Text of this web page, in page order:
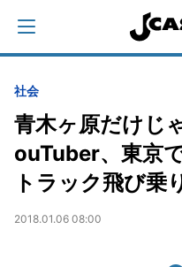
社会
青木ヶ原だけじ
ouTuber、東京
トラック飛び乗
2018.01.06 08:00